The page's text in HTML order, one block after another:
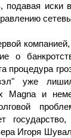
подавая иски
о
процедура
уже
Magna и
Игоря